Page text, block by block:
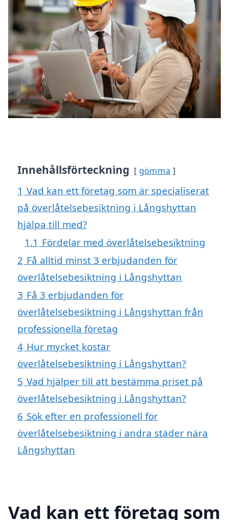
Innehållsförteckning gömma
1 Vad kan ett företag som är specialiserat
på överlåtelsebesiktning i Långshyttan
hjälpa till med?
1.1 Fördelar med överlåtelsebesiktning
2 Få alltid minst 3 erbjudanden för
överlåtelsebesiktning i Långshyttan
3 Få 3 erbjudanden för
överlåtelsebesiktning i Långshyttan från
professionella företag
4 Hur mycket kostar
överlåtelsebesiktning i Långshyttan?
5 Vad hjälper till att bestämma priset på
överlåtelsebesiktning i Långshyttan?
6 Sök efter en professionell för
överlåtelsebesiktning i andra städer nära
Långshyttan
Vad kan ett företag som